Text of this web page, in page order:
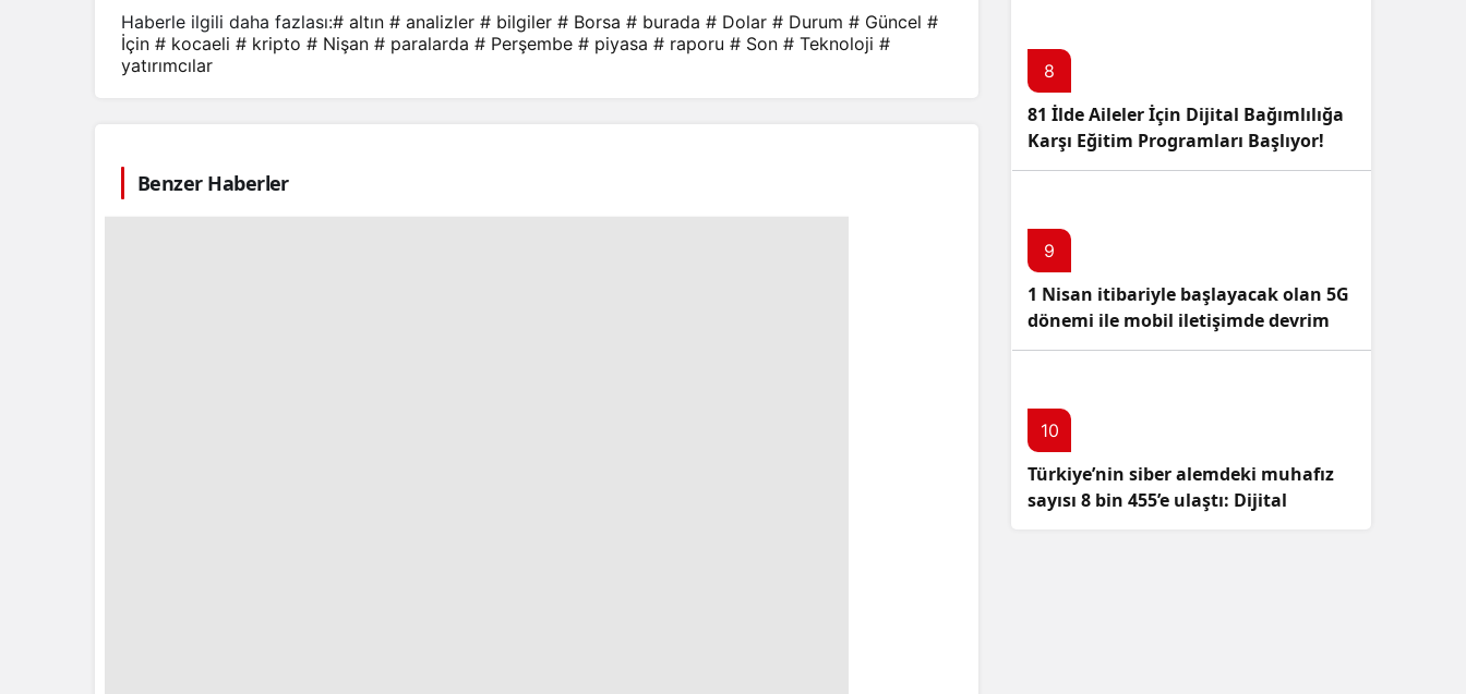
Haberle ilgili daha fazlası:# altın # analizler # bilgiler # Borsa # burada # Dolar # Durum # Güncel #
İçin # kocaeli # kripto # Nişan # paralarda # Perşembe # piyasa # raporu # Son # Teknoloji #
yatırımcılar
Benzer Haberler
8
81 İlde Aileler İçin Dijital Bağımlılığa
Karşı Eğitim Programları Başlıyor!
9
1 Nisan itibariyle başlayacak olan 5G
dönemi ile mobil iletişimde devrim
başlıyor!
10
Türkiye’nin siber alemdeki muhafız
sayısı 8 bin 455’e ulaştı: Dijital